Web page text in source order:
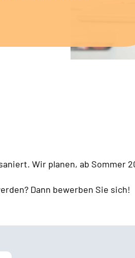
Wir planen, ab Sommer
Dann bewerben Sie sich!